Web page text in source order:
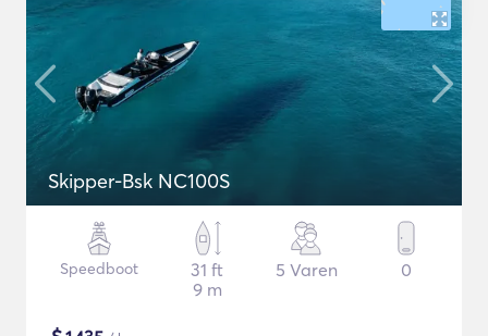
Skipper-Bsk NC100S
Speedboot
31 ft
9 m
5 Varen 0